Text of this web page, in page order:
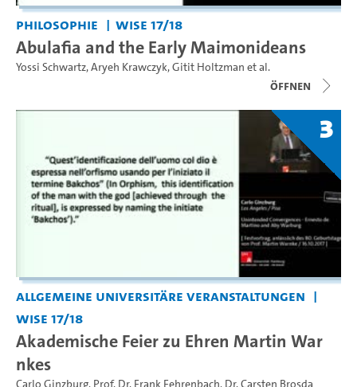
Philosophie WiSe 17/18
Abulafia and the Early Maimonideans
Yossi Schwartz,Aryeh Krawczyk,Gitit Holtzman et al.
Öffnen
3
Allgemeine universitäre Veranstaltungen
WiSe 17/18
Akademische Feier zu Ehren Martin War
nkes